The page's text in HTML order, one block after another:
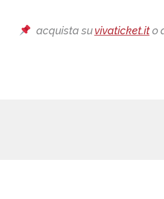
acquista suvivaticket.ito